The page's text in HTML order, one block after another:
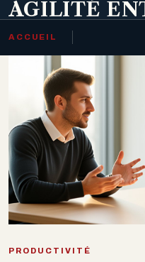
AGILITÉ
ACCUEIL
PRODUCTIVITÉ